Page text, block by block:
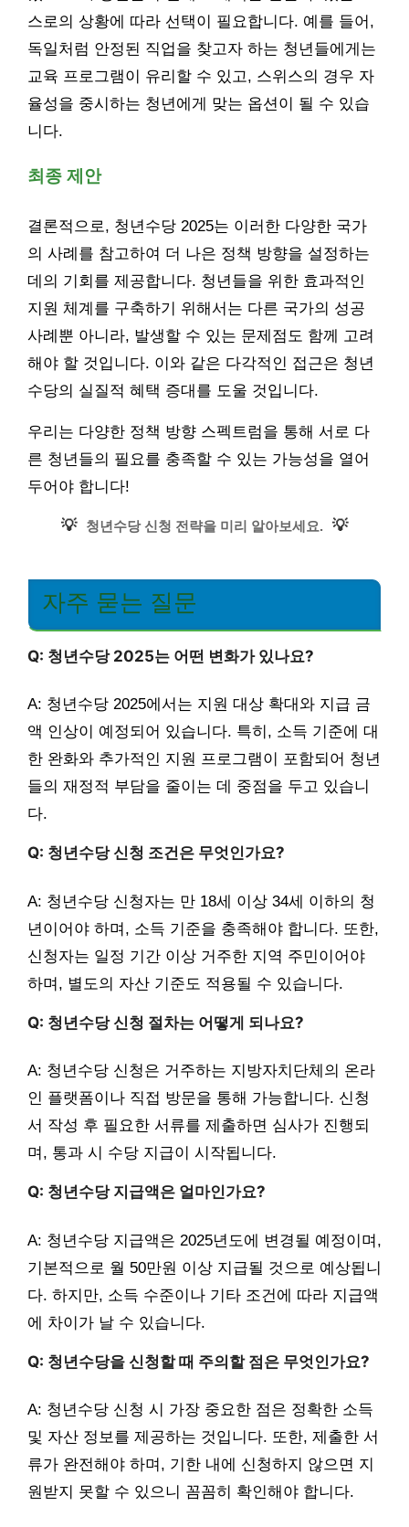
스로의 상황에 따라 선택이 필요합니다. 예를 들어,
독일처럼 안정된 직업을 찾고자 하는 청년들에게는
교육 프로그램이 유리할 수 있고, 스위스의 경우 자
율성을 중시하는 청년에게 맞는 옵션이 될 수 있습
니다.
최종 제안
결론적으로, 청년수당 2025는 이러한 다양한 국가
의 사례를 참고하여 더 나은 정책 방향을 설정하는
데의 기회를 제공합니다. 청년들을 위한 효과적인
지원 체계를 구축하기 위해서는 다른 국가의 성공
사례뿐 아니라, 발생할 수 있는 문제점도 함께 고려
해야 할 것입니다. 이와 같은 다각적인 접근은 청년
수당의 실질적 혜택 증대를 도울 것입니다.
우리는 다양한 정책 방향 스펙트럼을 통해 서로 다
른 청년들의 필요를 충족할 수 있는 가능성을 열어
두어야 합니다!
💡 청년수당 신청 전략을 미리 알아보세요. 💡
자주 묻는 질문
Q: 청년수당 2025는 어떤 변화가 있나요?
A: 청년수당 2025에서는 지원 대상 확대와 지급 금
액 인상이 예정되어 있습니다. 특히, 소득 기준에 대
한 완화와 추가적인 지원 프로그램이 포함되어 청년
들의 재정적 부담을 줄이는 데 중점을 두고 있습니
다.
Q: 청년수당 신청 조건은 무엇인가요?
A: 청년수당 신청자는 만 18세 이상 34세 이하의 청
년이어야 하며, 소득 기준을 충족해야 합니다. 또한,
신청자는 일정 기간 이상 거주한 지역 주민이어야
하며, 별도의 자산 기준도 적용될 수 있습니다.
Q: 청년수당 신청 절차는 어떻게 되나요?
A: 청년수당 신청은 거주하는 지방자치단체의 온라
인 플랫폼이나 직접 방문을 통해 가능합니다. 신청
서 작성 후 필요한 서류를 제출하면 심사가 진행되
며, 통과 시 수당 지급이 시작됩니다.
Q: 청년수당 지급액은 얼마인가요?
A: 청년수당 지급액은 2025년도에 변경될 예정이며,
기본적으로 월 50만원 이상 지급될 것으로 예상됩니
다. 하지만, 소득 수준이나 기타 조건에 따라 지급액
에 차이가 날 수 있습니다.
Q: 청년수당을 신청할 때 주의할 점은 무엇인가요?
A: 청년수당 신청 시 가장 중요한 점은 정확한 소득
및 자산 정보를 제공하는 것입니다. 또한, 제출한 서
류가 완전해야 하며, 기한 내에 신청하지 않으면 지
원받지 못할 수 있으니 꼼꼼히 확인해야 합니다.